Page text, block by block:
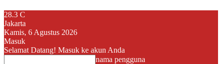
28.3 C
Jakarta
Kamis, 6 Agustus 2026
Masuk
Selamat Datang! Masuk ke akun Anda
nama pengguna